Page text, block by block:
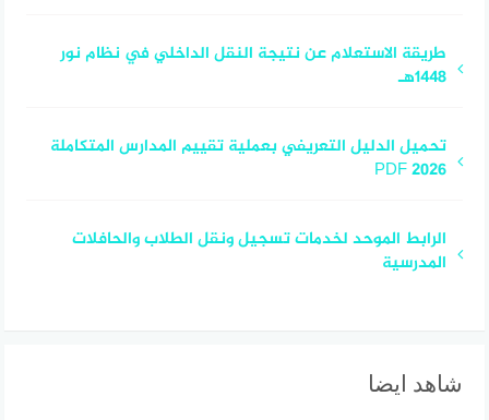
طريقة الاستعلام عن نتيجة النقل الداخلي في نظام نور
1448هـ
تحميل الدليل التعريفي بعملية تقييم المدارس المتكاملة
2026 PDF
الرابط الموحد لخدمات تسجيل ونقل الطلاب والحافلات
المدرسية
شاهد ايضا